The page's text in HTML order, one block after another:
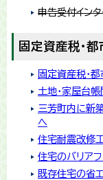
申告受付イン
固定資産税・
固定資産税・
土地・家屋台
三芳町内に新
へ
住宅耐震改修
住宅のバリア
既存住宅の省